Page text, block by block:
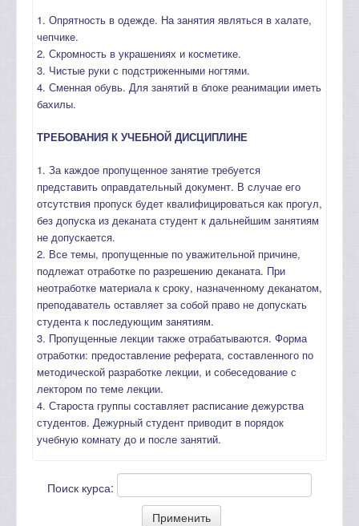
1. Опрятность в одежде. На занятия являться в халате,
чепчике.
2. Скромность в украшениях и косметике.
3. Чистые руки с подстриженными ногтями.
4. Сменная обувь. Для занятий в блоке реанимации иметь
бахилы.
ТРЕБОВАНИЯ К УЧЕБНОЙ ДИСЦИПЛИНЕ
1. За каждое пропущенное занятие требуется
представить оправдательный документ. В случае его
отсутствия пропуск будет квалифицироваться как прогул,
без допуска из деканата студент к дальнейшим занятиям
не допускается.
2. Все темы, пропущенные по уважительной причине,
подлежат отработке по разрешению деканата. При
неотработке материала к сроку, назначенному деканатом,
преподаватель оставляет за собой право не допускать
студента к последующим занятиям.
3. Пропущенные лекции также отрабатываются. Форма
отработки: предоставление реферата, составленного по
методической разработке лекции, и собеседование с
лектором по теме лекции.
4. Староста группы составляет расписание дежурства
студентов. Дежурный студент приводит в порядок
учебную комнату до и после занятий.
Поиск курса: